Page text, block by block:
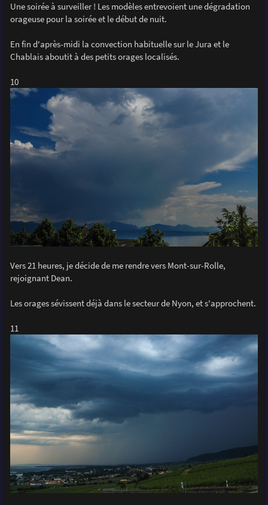
Une soirée à surveiller ! Les modèles entrevoient une dégradation
orageuse pour la soirée et le début de nuit.
En fin d'après-midi la convection habituelle sur le Jura et le
Chablais aboutit à des petits orages localisés.
10
Vers 21 heures, je décide de me rendre vers Mont-sur-Rolle,
rejoignant Dean.
Les orages sévissent déjà dans le secteur de Nyon, et s'approchent.
11